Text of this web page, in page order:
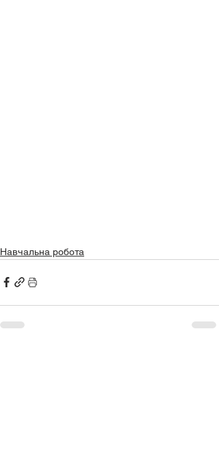
Навчальна робота